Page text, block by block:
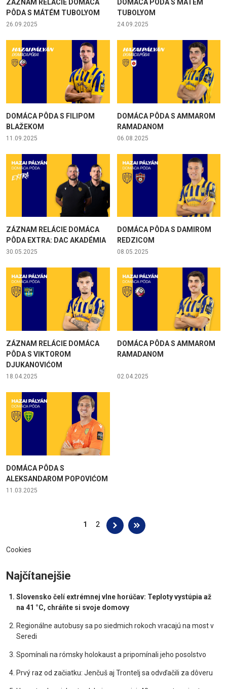
ZÁZNAM RELÁCIE DOMÁCA
PÔDA S MÁTÉM TUBOLYOM
26.09.2025
DOMÁCA PÔDA S MÁTÉM
TUBOLYOM
24.09.2025
DOMÁCA PÔDA S FILIPOM
BLAŽEKOM
11.09.2025
DOMÁCA PÔDA S AMMAROM
RAMADANOM
06.08.2025
ZÁZNAM RELÁCIE DOMÁCA
PÔDA EXTRA: DAC AKADÉMIA
30.05.2025
DOMÁCA PÔDA S DAMIROM
REDZICOM
08.05.2025
ZÁZNAM RELÁCIE DOMÁCA
PÔDA S VIKTOROM
DJUKANOVIĆOM
18.04.2025
DOMÁCA PÔDA S AMMAROM
RAMADANOM
02.04.2025
DOMÁCA PÔDA S
ALEKSANDAROM POPOVIĆOM
11.03.2025
1 2
Cookies
Najčítanejšie
Slovensko čelí extrémnej vlne horúčav: Teploty vystúpia až
na 41 °C, chráňte si svoje domovy
Regionálne autobusy sa po siedmich rokoch vracajú na most v
Seredi
Spomínali na rómsky holokaust a pripomínali jeho posolstvo
Prvý raz od začiatku: Jenčuš aj Trontelj sa odvďačili za dôveru